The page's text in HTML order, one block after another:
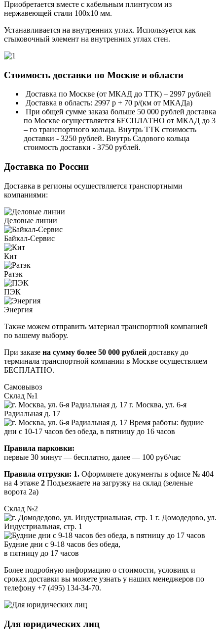
Приобретается вместе с кабельным плинтусом из
нержавеющей стали 100х10 мм.
Устанавливается на внутренних углах. Используется как
стыковочный элемент на внутренних углах стен.
Стоимость доставки по Москве и области
Доставка по Москве (от МКАД до ТТК) – 2997 рублей
Доставка в область: 2997 р + 70 р/(км от МКАДа)
При общей сумме заказа больше 50 000 рублей доставка
по Москве осуществляется БЕСПЛАТНО от МКАД до 3
– го транспортного кольца. Внутрь ТТК стоимость
доставки - 3250 рублей. Внутрь Садового кольца
стоимость доставки - 3750 рублей.
Доставка по России
Доставка в регионы осуществляется транспортными
компаниями:
Деловые линии
Байкал-Сервис
Кит
Ратэк
ПЭК
Энергия
Также можем отправить материал транспортной компанией
по вашему выбору.
При заказе на сумму более 50 000 рублей доставку до
терминала транспортной компании в Москве осуществляем
БЕСПЛАТНО.
Самовывоз
Склад №1
г. Москва, ул. 6-я
Радиальная д. 17
Время работы: будние
дни с 10-17 часов без обеда, в пятницу до 16 часов
Правила парковки:
первые 30 минут — бесплатно, далее — 100 руб/час
Правила отгрузки: 1. Оформляете документы в офисе № 404
на 4 этаже 2 Подъезжаете на загрузку на склад (зеленые
ворота 2а)
Склад №2
г. Домодедово, ул.
Индустриальная, стр. 1
Будние дни с 9-18 часов без обеда,
в пятницу до 17 часов
Более подробную информацию о стоимости, условиях и
сроках доставки вы можете узнать у наших менеджеров по
телефону +7 (495) 134-34-70.
Для юридических лиц